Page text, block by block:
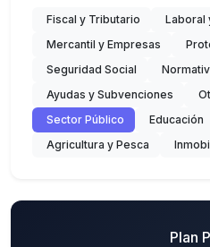
Fiscal y Tributario
Laboral
Mercantil y Empresas
Seguridad Social
Ayudas y Subvenciones
Sector Público
Educación
Agricultura y Pesca
Plan